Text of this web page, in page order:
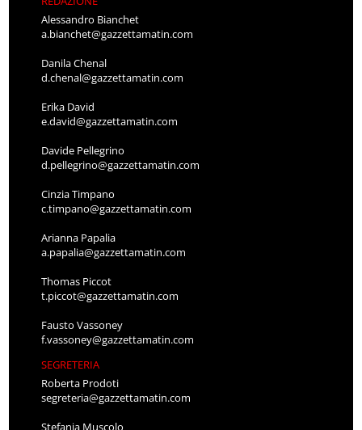
Alessandro Bianchet
a.bianchet@gazzettamatin.com
Danila Chenal
d.chenal@gazzettamatin.com
Erika David
e.david@gazzettamatin.com
Davide Pellegrino
d.pellegrino@gazzettamatin.com
Cinzia Timpano
c.timpano@gazzettamatin.com
Arianna Papalia
a.papalia@gazzettamatin.com
Thomas Piccot
t.piccot@gazzettamatin.com
Fausto Vassoney
f.vassoney@gazzettamatin.com
SEGRETERIA
Roberta Prodoti
segreteria@gazzettamatin.com
Stefania Muscolo